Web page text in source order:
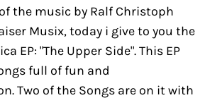
the music by Ralf Christoph
Musix, today i give to you the
EP: "The Upper Side". This EP
full of fun and
Two of the Songs are on it with